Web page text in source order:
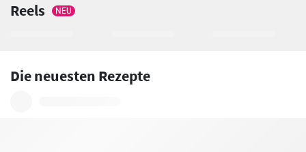
Reels NEU
Die neuesten Rezepte